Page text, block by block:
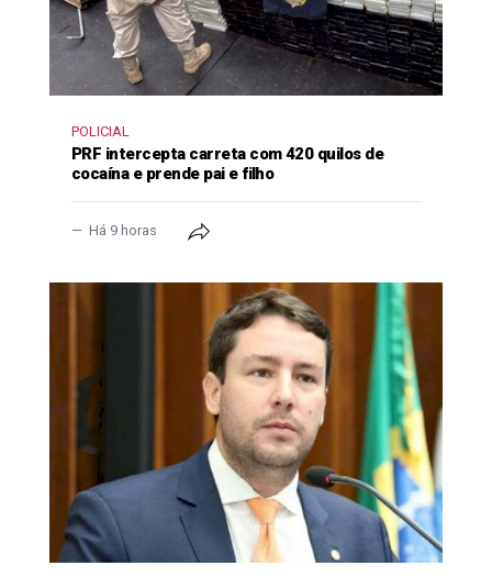
POLICIAL
PRF intercepta carreta com 420 quilos de
cocaína e prende pai e filho
Há 9 horas